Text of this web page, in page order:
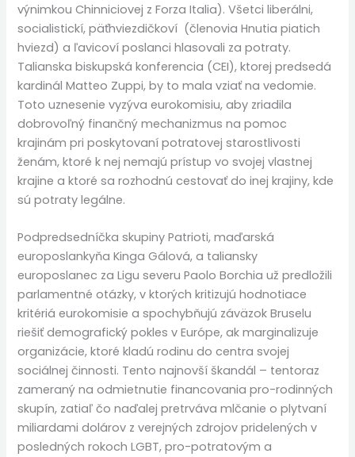
výnimkou Chinniciovej ​​z Forza Italia). Všetci liberálni,
socialistickí, päťhviezdičkoví (členovia Hnutia piatich
hviezd) a ľavicoví poslanci hlasovali za potraty.
Talianska biskupská konferencia (CEI), ktorej predsedá
kardinál Matteo Zuppi, by to mala vziať na vedomie.
Toto uznesenie vyzýva eurokomisiu, aby zriadila
dobrovoľný finančný mechanizmus na pomoc
krajinám pri poskytovaní potratovej starostlivosti
ženám, ktoré k nej nemajú prístup vo svojej vlastnej
krajine a ktoré sa rozhodnú cestovať do inej krajiny, kde
sú potraty legálne.
Podpredsedníčka skupiny Patrioti, maďarská
europoslankyňa Kinga Gálová, a taliansky
europoslanec za Ligu severu Paolo Borchia už predložili
parlamentné otázky, v ktorých kritizujú hodnotiace
kritériá eurokomisie a spochybňujú záväzok Bruselu
riešiť demografický pokles v Európe, ak marginalizuje
organizácie, ktoré kladú rodinu do centra svojej
sociálnej činnosti. Tento najnovší škandál – tentoraz
zameraný na odmietnutie financovania pro-rodinných
skupín, zatiaľ čo naďalej pretrváva mlčanie o plytvaní
miliardami dolárov z verejných zdrojov pridelených v
posledných rokoch LGBT, pro-potratovým a